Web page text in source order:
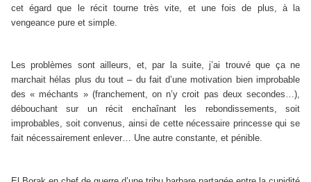
cet égard que le récit tourne très vite, et une fois de plus, à la
vengeance pure et simple.
Les problèmes sont ailleurs, et, par la suite, j’ai trouvé que ça ne
marchait hélas plus du tout – du fait d’une motivation bien improbable
des « méchants » (franchement, on n’y croit pas deux secondes…),
débouchant sur un récit enchaînant les rebondissements, soit
improbables, soit convenus, ainsi de cette nécessaire princesse qui se
fait nécessairement enlever… Une autre constante, et pénible.